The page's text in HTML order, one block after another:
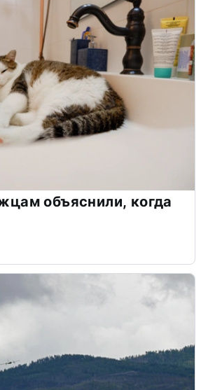
объяснили, когда